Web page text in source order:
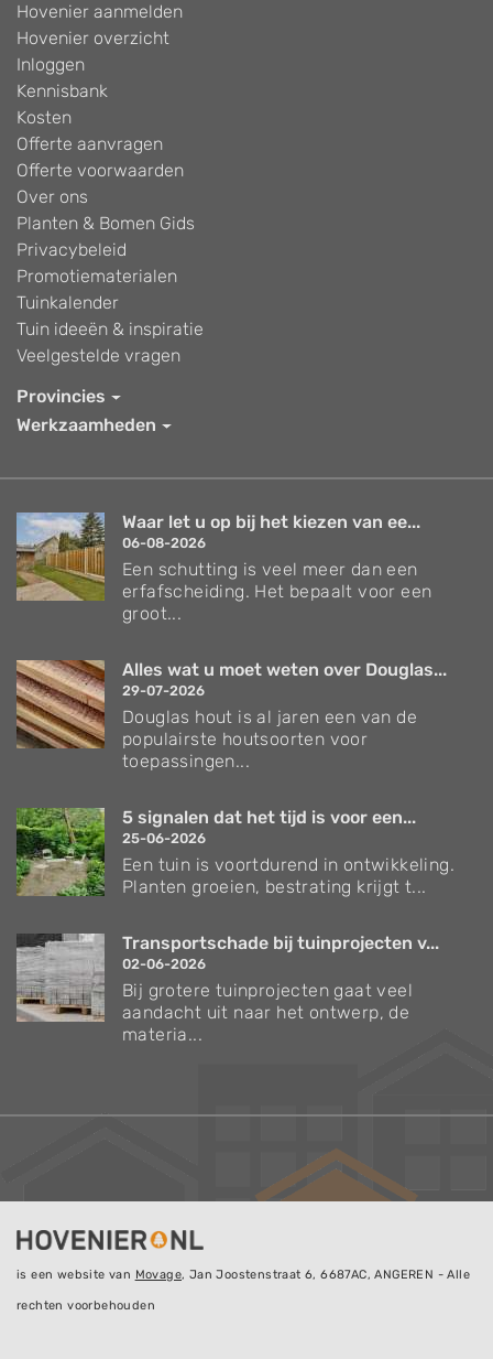
Hovenier aanmelden
Hovenier overzicht
Inloggen
Kennisbank
Kosten
Offerte aanvragen
Offerte voorwaarden
Over ons
Planten & Bomen Gids
Privacybeleid
Promotiematerialen
Tuinkalender
Tuin ideeën & inspiratie
Veelgestelde vragen
Provincies
Werkzaamheden
Waar let u op bij het kiezen van ee...
06-08-2026
Een schutting is veel meer dan een
erfafscheiding. Het bepaalt voor een
groot...
Alles wat u moet weten over Douglas...
29-07-2026
Douglas hout is al jaren een van de
populairste houtsoorten voor
toepassingen...
5 signalen dat het tijd is voor een...
25-06-2026
Een tuin is voortdurend in ontwikkeling.
Planten groeien, bestrating krijgt t...
Transportschade bij tuinprojecten v...
02-06-2026
Bij grotere tuinprojecten gaat veel
aandacht uit naar het ontwerp, de
materia...
is een website van Movage, Jan Joostenstraat 6, 6687AC, ANGEREN - Alle
rechten voorbehouden